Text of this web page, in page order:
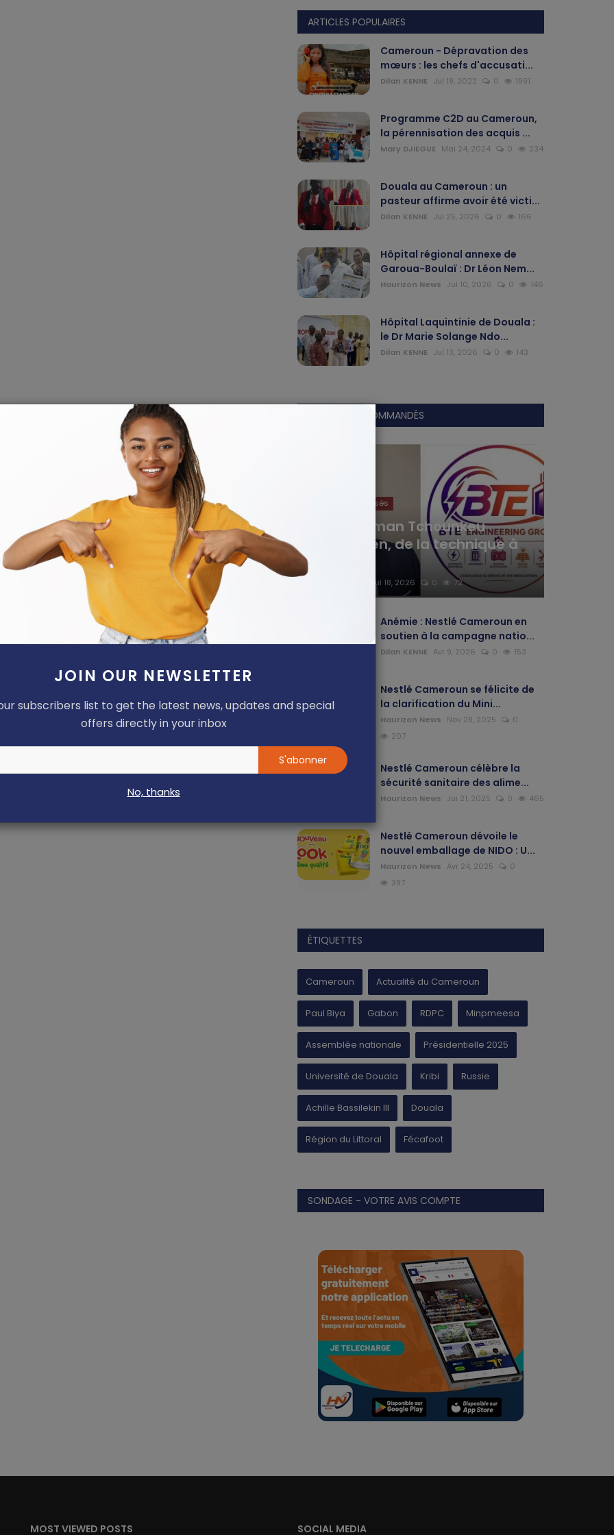
JOIN OUR NEWSLETTER
subscribers list to get the latest news, updates and special
offers directly in your inbox
S'abonner
No, thanks
ARTICLES POPULAIRES
Cameroun - Dépravation des
mœurs : les chefs d'accusati...
Dilan KENNE Jul 19, 2022 0 1991
Programme C2D au Cameroun,
la pérennisation des acquis ...
Mary DJIEGUE Mai 24, 2024 0 234
Douala au Cameroun : un
pasteur affirme avoir été victi...
Dilan KENNE Jul 25, 2026 0 166
Hôpital régional annexe de
Garoua-Boulaï : Dr Léon Nem...
Haurizon News Jul 10, 2026 0 146
Hôpital Laquintinie de Douala :
le Dr Marie Solange Ndo...
Dilan KENNE Jul 13, 2026 0 143
ARTICLES RECOMMANDÉS
Articles Sponsorisés
Yaya Ousman Tchounkeu
Batchamen, de la technique à
l’en...
Jul 18, 2026 0 72
Anémie : Nestlé Cameroun en
soutien à la campagne natio...
Dilan KENNE Avr 9, 2026 0 153
Nestlé Cameroun se félicite de
la clarification du Mini...
Haurizon News Nov 28, 2025
0
207
Nestlé Cameroun célèbre la
sécurité sanitaire des alime...
Haurizon News Jui 21, 2025 0 465
Nestlé Cameroun dévoile le
nouvel emballage de NIDO : U...
Haurizon News Avr 24, 2025
0
397
ÉTIQUETTES
Cameroun Actualité du Cameroun
Paul Biya Gabon RDPC Minpmeesa
Assemblée nationale Présidentielle 2025
Université de Douala Kribi Russie
Achille Bassilekin III Douala
Région du Littoral Fécafoot
SONDAGE - VOTRE AVIS COMPTE
MOST VIEWED POSTS SOCIAL MEDIA